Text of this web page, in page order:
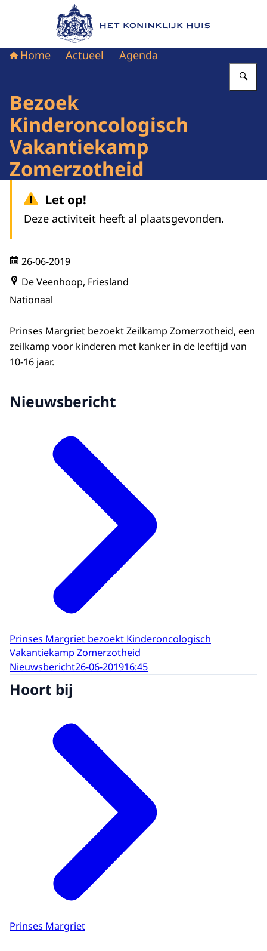
Naar de homepage van Het Koninklijk Huis
Home Actueel Agenda
Bezoek
Kinderoncologisch
Vakantiekamp
Zomerzotheid
Let op!
Deze activiteit heeft al plaatsgevonden.
26-06-2019
De Veenhoop, Friesland
Nationaal
Prinses Margriet bezoekt Zeilkamp Zomerzotheid, een
zeilkamp voor kinderen met kanker in de leeftijd van
10-16 jaar.
Nieuwsbericht
Prinses Margriet bezoekt Kinderoncologisch
Vakantiekamp Zomerzotheid
Nieuwsbericht26-06-201916:45
Hoort bij
Prinses Margriet